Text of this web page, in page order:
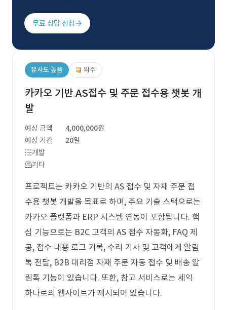
무료 상담 신청
유사도 높음 외주
카카오 기반 AS접수 및 주문 접수용 챗봇 개
발
예상 금액
4,000,000원
예상 기간
20일
개발
기타
프로젝트는 카카오 기반의 AS 접수 및 자재 주문 접
수용 챗봇 개발을 목표로 하며, 주요 기술 스택으로는
카카오 플랫폼과 ERP 시스템 연동이 포함됩니다. 핵
심 기능으로는 B2C 고객의 AS 접수 자동화, FAQ 제
공, 접수 내용 로그 기록, 수리 기사 및 고객에게 알림
톡 전달, B2B 대리점 자재 주문 자동 접수 및 배송 알
림톡 기능이 있습니다. 또한, 참고 서비스로는 세익
하나로의 웹사이트가 제시되어 있습니다.